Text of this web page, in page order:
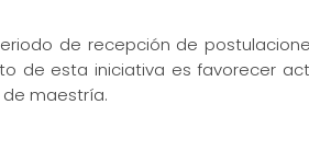
de recepción de
de esta iniciativa es favorecer
de maestría.